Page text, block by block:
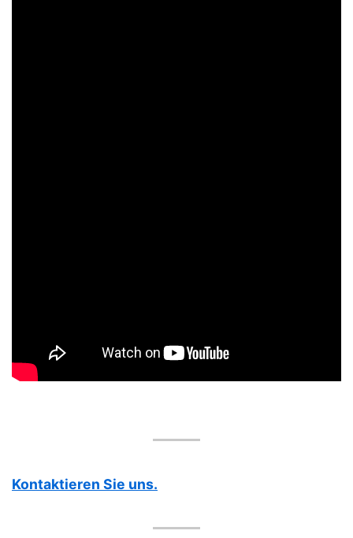
Kontaktieren Sie uns.